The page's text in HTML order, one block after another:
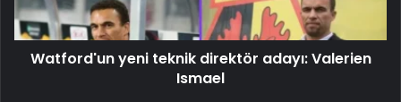
Watford'un yeni teknik direktör adayı: Valerien
Ismael